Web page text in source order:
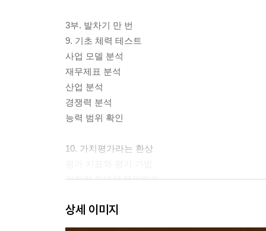
3부. 발차기 만 번
9. 기초 체력 테스트
사업 모델 분석
재무제표 분석
산업 분석
경쟁력 분석
능력 범위 확인
10. 가치평가라는 환상
가치란 도대체 무엇인가
기대수익률은 이차원 값이다
프리미엄의 조건
상세 이미지